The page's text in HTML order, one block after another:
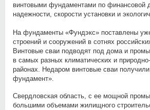
винтовыми фундаментами по финансовой
надежности, скорости установки и
На фундаменты «Фундэкс» поставлены
строений и сооружений в сотнях
Винтовые сваи подводят под дома и
в самых разных климатических и природно-
районах. Недаром винтовые сваи
фундамент».
Свердловская область, с ее мощной
большими объемами жилищного